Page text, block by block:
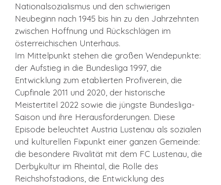
Nationalsozialismus und den schwierigen
Neubeginn nach 1945 bis hin zu den Jahrzehnten
zwischen Hoffnung und Rückschlägen im
österreichischen Unterhaus.
Im Mittelpunkt stehen die großen Wendepunkte:
der Aufstieg in die Bundesliga 1997, die
Entwicklung zum etablierten Profiverein, die
Cupfinale 2011 und 2020, der historische
Meistertitel 2022 sowie die jüngste Bundesliga-
Saison und ihre Herausforderungen. Diese
Episode beleuchtet Austria Lustenau als sozialen
und kulturellen Fixpunkt einer ganzen Gemeinde:
die besondere Rivalität mit dem FC Lustenau, die
Derbykultur im Rheintal, die Rolle des
Reichshofstadions, die Entwicklung des